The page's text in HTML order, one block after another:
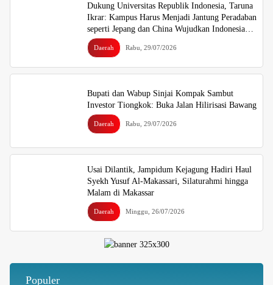
Dukung Universitas Republik Indonesia, Taruna
Ikrar: Kampus Harus Menjadi Jantung Peradaban
seperti Jepang dan China Wujudkan Indonesia
Emas 2045
Daerah Rabu, 29/07/2026
Bupati dan Wabup Sinjai Kompak Sambut
Investor Tiongkok: Buka Jalan Hilirisasi Bawang
Daerah Rabu, 29/07/2026
Usai Dilantik, Jampidum Kejagung Hadiri Haul
Syekh Yusuf Al-Makassari, Silaturahmi hingga
Malam di Makassar
Daerah Minggu, 26/07/2026
Populer